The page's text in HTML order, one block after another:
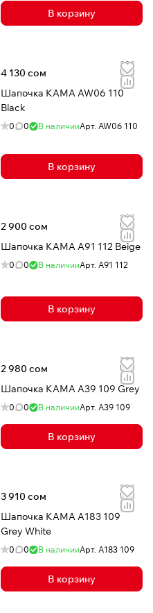
В корзину
4 130 сом
Шапочка КАМА AW06 110
Black
0 0 В наличииАрт. AW06 110
В корзину
2 900 сом
Шапочка КАМА A91 112 Beige
0 0 В наличииАрт. A91 112
В корзину
2 980 сом
Шапочка КАМА A39 109 Grey
0 0 В наличииАрт. A39 109
В корзину
3 910 сом
Шапочка КАМА A183 109
Grey White
0 0 В наличииАрт. A183 109
В корзину